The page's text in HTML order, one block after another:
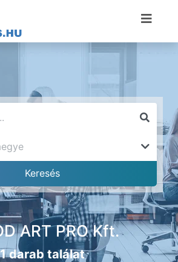
ART PRO Kft.
1 darab találat